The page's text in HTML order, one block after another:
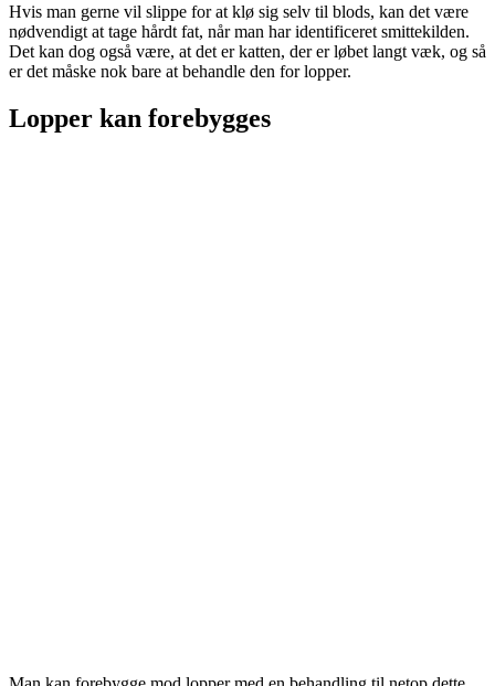
Hvis man gerne vil slippe for at klø sig selv til blods, kan det være
nødvendigt at tage hårdt fat, når man har identificeret smittekilden.
Det kan dog også være, at det er katten, der er løbet langt væk, og så
er det måske nok bare at behandle den for lopper.
Lopper kan forebygges